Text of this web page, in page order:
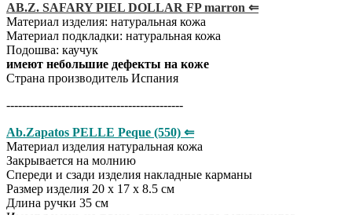
AB.Z. SAFARY PIEL DOLLAR FP marron ⇐
Материал изделия: натуральная кожа
Материал подкладки: натуральная кожа
Подошва: каучук
имеют небольшие дефекты на коже
Страна производитель Испания
---------------------------------------------
Ab.Zapatos PELLE Peque (550) ⇐
Материал изделия натуральная кожа
Закрывается на молнию
Спереди и сзади изделия накладные карманы
Размер изделия 20 х 17 х 8.5 см
Длина ручки 35 см